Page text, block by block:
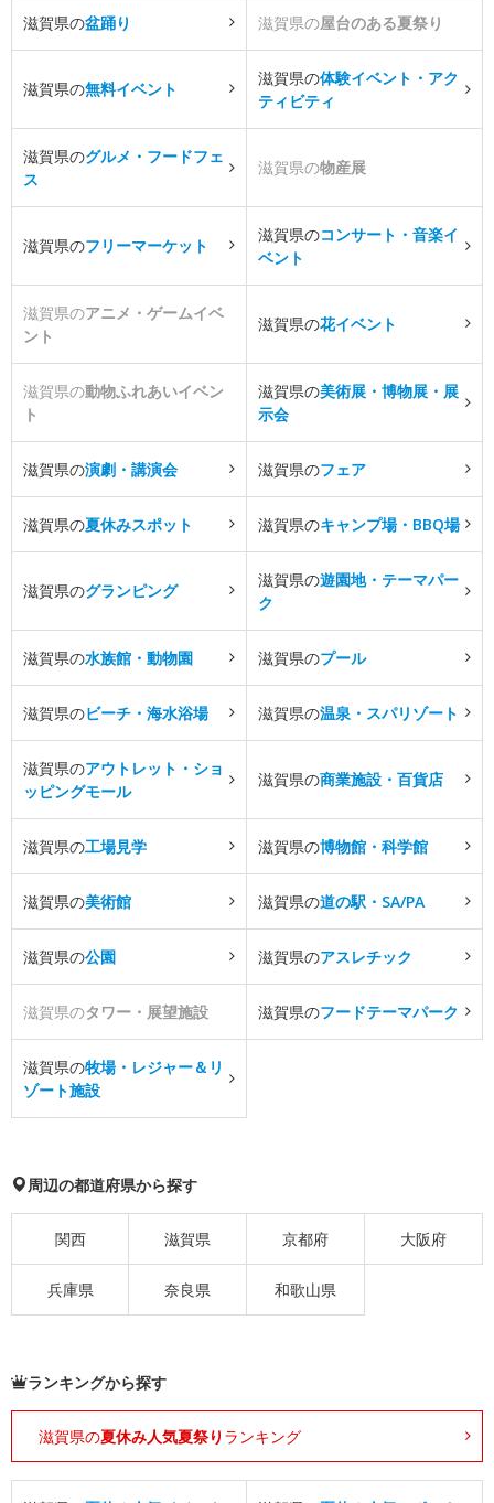
滋賀県の盆踊り 滋賀県の屋台のある夏祭り
滋賀県の無料イベント
滋賀県の体験イベント・アク
ティビティ
滋賀県のグルメ・フードフェ
ス
滋賀県の物産展
滋賀県のフリーマーケット
滋賀県のコンサート・音楽イ
ベント
滋賀県のアニメ・ゲームイベ
ント
滋賀県の花イベント
滋賀県の動物ふれあいイベン
ト
滋賀県の美術展・博物展・展
示会
滋賀県の演劇・講演会 滋賀県のフェア
滋賀県の夏休みスポット 滋賀県のキャンプ場・BBQ場
滋賀県のグランピング
滋賀県の遊園地・テーマパー
ク
滋賀県の水族館・動物園 滋賀県のプール
滋賀県のビーチ・海水浴場 滋賀県の温泉・スパリゾート
滋賀県のアウトレット・ショ
ッピングモール
滋賀県の商業施設・百貨店
滋賀県の工場見学 滋賀県の博物館・科学館
滋賀県の美術館 滋賀県の道の駅・SA/PA
滋賀県の公園 滋賀県のアスレチック
滋賀県のタワー・展望施設 滋賀県のフードテーマパーク
滋賀県の牧場・レジャー＆リ
ゾート施設
周辺の都道府県から探す
関西 滋賀県 京都府 大阪府
兵庫県 奈良県 和歌山県
ランキングから探す
滋賀県の夏休み人気夏祭り ランキング